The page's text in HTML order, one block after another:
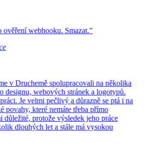
ověření webhooku. Smazat.”
v Druchemě spolupracovali na několika
designu, webových stránek a logotypů.
Je velmi pečlivý a důrazně se ptá i na
povahy, které nemáte třeba přímo
protože výsledek jeho práce
dlouhých let a stále má vysokou